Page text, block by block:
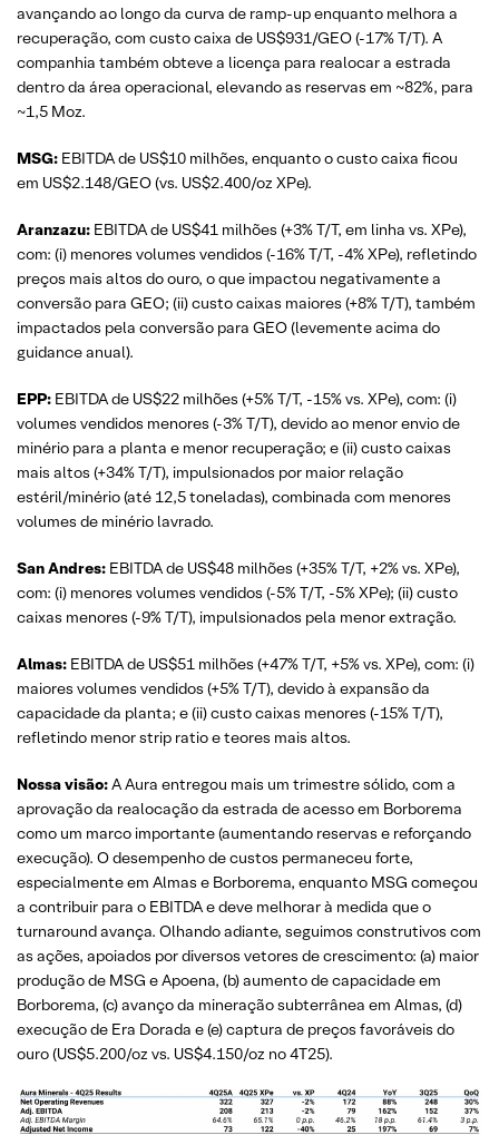
avançando ao longo da curva de ramp-up enquanto melhora a
recuperação, com custo caixa de US$931/GEO (-17% T/T). A
companhia também obteve a licença para realocar a estrada
dentro da área operacional, elevando as reservas em ~82%, para
~1,5 Moz.
MSG: EBITDA de US$10 milhões, enquanto o custo caixa ficou
em US$2.148/GEO (vs. US$2.400/oz XPe).
Aranzazu: EBITDA de US$41 milhões (+3% T/T, em linha vs. XPe),
com: (i) menores volumes vendidos (-16% T/T, -4% XPe), refletindo
preços mais altos do ouro, o que impactou negativamente a
conversão para GEO; (ii) custo caixas maiores (+8% T/T), também
impactados pela conversão para GEO (levemente acima do
guidance anual).
EPP: EBITDA de US$22 milhões (+5% T/T, -15% vs. XPe), com: (i)
volumes vendidos menores (-3% T/T), devido ao menor envio de
minério para a planta e menor recuperação; e (ii) custo caixas
mais altos (+34% T/T), impulsionados por maior relação
estéril/minério (até 12,5 toneladas), combinada com menores
volumes de minério lavrado.
San Andres: EBITDA de US$48 milhões (+35% T/T, +2% vs. XPe),
com: (i) menores volumes vendidos (-5% T/T, -5% XPe); (ii) custo
caixas menores (-9% T/T), impulsionados pela menor extração.
Almas: EBITDA de US$51 milhões (+47% T/T, +5% vs. XPe), com: (i)
maiores volumes vendidos (+5% T/T), devido à expansão da
capacidade da planta; e (ii) custo caixas menores (-15% T/T),
refletindo menor strip ratio e teores mais altos.
Nossa visão:A Aura entregou mais um trimestre sólido, com a
aprovação da realocação da estrada de acesso em Borborema
como um marco importante (aumentando reservas e reforçando
execução). O desempenho de custos permaneceu forte,
especialmente em Almas e Borborema, enquanto MSG começou
a contribuir para o EBITDA e deve melhorar à medida que o
turnaround avança. Olhando adiante, seguimos construtivos com
as ações, apoiados por diversos vetores de crescimento: (a) maior
produção de MSG e Apoena, (b) aumento de capacidade em
Borborema, (c) avanço da mineração subterrânea em Almas, (d)
execução de Era Dorada e (e) captura de preços favoráveis do
ouro (US$5.200/oz vs. US$4.150/oz no 4T25).